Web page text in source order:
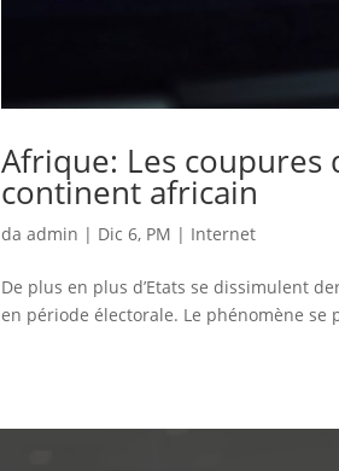
Afrique: Les coupures
continent africain
daadmin | Dic 6, PM | Internet
De plus en plus d’Etats se dissimulent
en période électorale. Le phénomène se